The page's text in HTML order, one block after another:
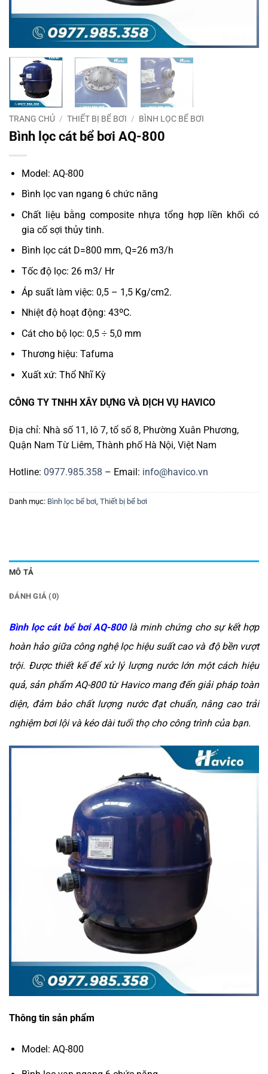
TRANG CHỦ / THIẾT BỊ BỂ BƠI / BÌNH LỌC BỂ BƠI
Bình lọc cát bể bơi AQ-800
Model: AQ-800
Bình lọc van ngang 6 chức năng
Chất liệu bằng composite nhựa tổng hợp liền khối có
gia cố sợi thủy tinh.
Bình lọc cát D=800 mm, Q=26 m3/h
Tốc độ lọc: 26 m3/ Hr
Áp suất làm việc: 0,5 – 1,5 Kg/cm2.
Nhiệt độ hoạt động: 43ºC.
Cát cho bộ lọc: 0,5 ÷ 5,0 mm
Thương hiệu: Tafuma
Xuất xứ: Thổ Nhĩ Kỳ
CÔNG TY TNHH XÂY DỰNG VÀ DỊCH VỤ HAVICO
Địa chỉ: Nhà số 11, lô 7, tổ số 8, Phường Xuân Phương,
Quận Nam Từ Liêm, Thành phố Hà Nội, Việt Nam
Hotline: 0977.985.358 – Email: info@havico.vn
Danh mục: Bình lọc bể bơi, Thiết bị bể bơi
MÔ TẢ
ĐÁNH GIÁ (0)
Bình lọc cát bể bơi AQ-800là minh chứng cho sự kết hợp
hoàn hảo giữa công nghệ lọc hiệu suất cao và độ bền vượt
trội. Được thiết kế để xử lý lượng nước lớn một cách hiệu
quả, sản phẩm AQ-800 từ Havico mang đến giải pháp toàn
diện, đảm bảo chất lượng nước đạt chuẩn, nâng cao trải
nghiệm bơi lội và kéo dài tuổi thọ cho công trình của bạn.
Thông tin sản phẩm
Model: AQ-800